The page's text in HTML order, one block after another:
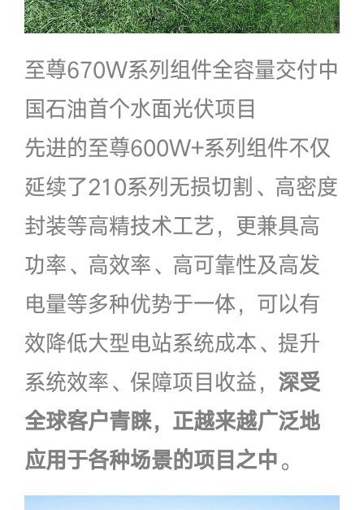
至尊670W系列组件全容量交付中
国石油首个水面光伏项目
先进的至尊600W+系列组件不仅
延续了210系列无损切割、高密度
封装等高精技术工艺，更兼具高
功率、高效率、高可靠性及高发
电量等多种优势于一体，可以有
效降低大型电站系统成本、提升
系统效率、保障项目收益， 深受
全球客户青睐，正越来越广泛地
应用于各种场景的项目之中。